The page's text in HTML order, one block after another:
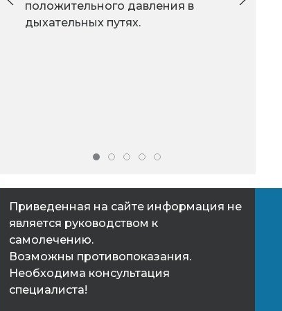
чьи врачи пользуются огромным
авторитетом и куда ради лечения
положительного давления в
дыхательных путях.
Приведенная на сайте информация не
является руководством к
самолечению.
Возможны противопоказания.
Необходима консультация
специалиста!